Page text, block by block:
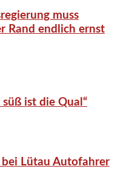
muss
Rand endlich ernst
süß ist die Qual“
Lütau Autofahrer